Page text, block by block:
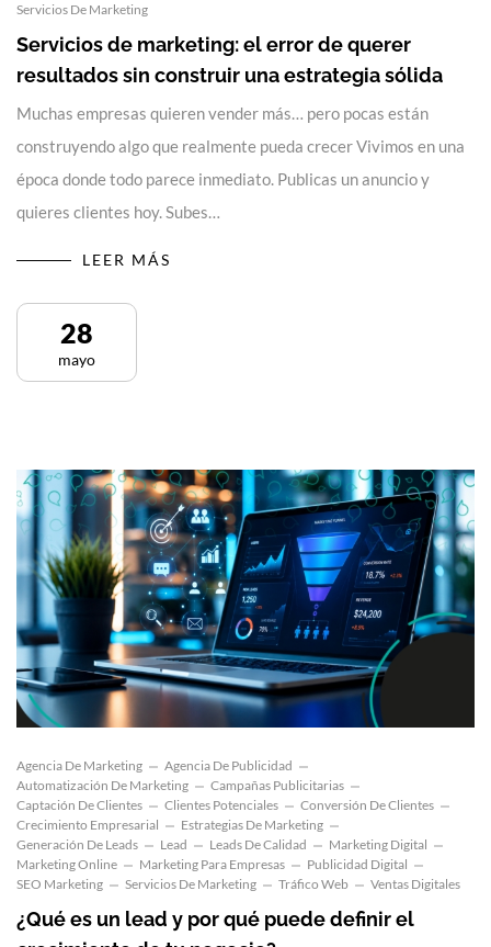
Servicios De Marketing
Servicios de marketing: el error de querer
resultados sin construir una estrategia sólida
Muchas empresas quieren vender más… pero pocas están
construyendo algo que realmente pueda crecer Vivimos en una
época donde todo parece inmediato. Publicas un anuncio y
quieres clientes hoy. Subes…
LEER MÁS
28
mayo
Agencia De Marketing
Agencia De Publicidad
Automatización De Marketing
Campañas Publicitarias
Captación De Clientes
Clientes Potenciales
Conversión De Clientes
Crecimiento Empresarial
Estrategias De Marketing
Generación De Leads
Lead Leads De Calidad
Marketing Digital
Marketing Online
Marketing Para Empresas
Publicidad Digital
SEO Marketing
Servicios De Marketing Tráfico Web Ventas Digitales
¿Qué es un lead y por qué puede definir el